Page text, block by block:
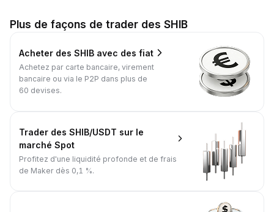
Plus de façons de trader des SHIB
Acheter des SHIB avec des fiat
Achetez par carte bancaire, virement
bancaire ou via le P2P dans plus de
60 devises.
Trader des SHIB/USDT sur le
marché Spot
Profitez d'une liquidité profonde et de frais
de Maker dès 0,1 %.